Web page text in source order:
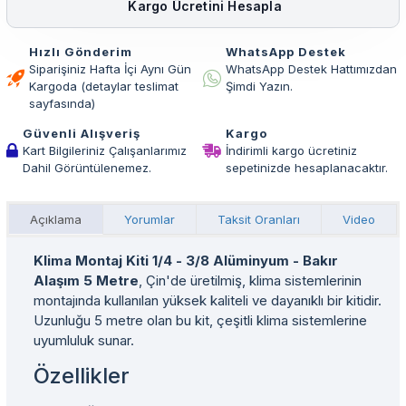
Kargo Ücretini Hesapla
Hızlı Gönderim
Siparişiniz Hafta İçi Aynı Gün
Kargoda (detaylar teslimat
sayfasında)
WhatsApp Destek
WhatsApp Destek Hattımızdan
Şimdi Yazın.
Güvenli Alışveriş
Kart Bilgileriniz Çalışanlarımız
Dahil Görüntülenemez.
Kargo
İndirimli kargo ücretiniz
sepetinizde hesaplanacaktır.
Açıklama Yorumlar Taksit Oranları Video
Klima Montaj Kiti 1/4 - 3/8 Alüminyum - Bakır
Alaşım 5 Metre, Çin'de üretilmiş, klima sistemlerinin
montajında kullanılan yüksek kaliteli ve dayanıklı bir kitidir.
Uzunluğu 5 metre olan bu kit, çeşitli klima sistemlerine
uyumluluk sunar.
Özellikler